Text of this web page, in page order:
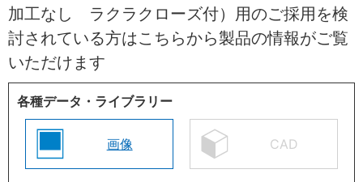
加工なし ラクラクローズ付）用のご採用を検
討されている方はこちらから製品の情報がご覧
いただけます
各種データ・ライブラリー
画像 CAD